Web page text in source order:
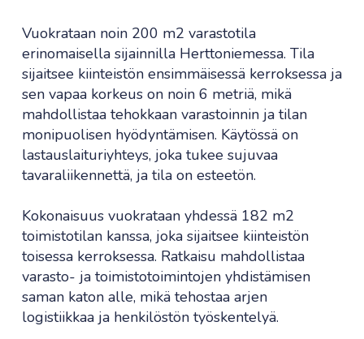
Vuokrataan noin 200 m2 varastotila
erinomaisella sijainnilla Herttoniemessa. Tila
sijaitsee kiinteistön ensimmäisessä kerroksessa ja
sen vapaa korkeus on noin 6 metriä, mikä
mahdollistaa tehokkaan varastoinnin ja tilan
monipuolisen hyödyntämisen. Käytössä on
lastauslaituriyhteys, joka tukee sujuvaa
tavaraliikennettä, ja tila on esteetön.
Kokonaisuus vuokrataan yhdessä 182 m2
toimistotilan kanssa, joka sijaitsee kiinteistön
toisessa kerroksessa. Ratkaisu mahdollistaa
varasto- ja toimistotoimintojen yhdistämisen
saman katon alle, mikä tehostaa arjen
logistiikkaa ja henkilöstön työskentelyä.